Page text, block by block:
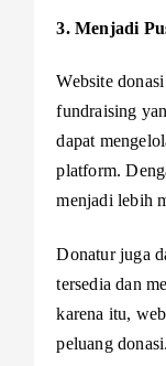
3. Menjadi
Website
fundraising
dapat
platform.
menjadi lebih
Donatur juga
tersedia dan
karena itu,
peluang donasi.